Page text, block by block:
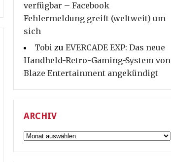
verfügbar – Facebook
Fehlermeldung greift (weltweit) um
sich
Tobi zu EVERCADE EXP: Das neue
Handheld-Retro-Gaming-System von
Blaze Entertainment angekündigt
ARCHIV
Archiv